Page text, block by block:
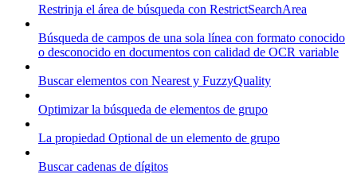
Restrinja el área de búsqueda con RestrictSearchArea
Búsqueda de campos de una sola línea con formato conocido
o desconocido en documentos con calidad de OCR variable
Buscar elementos con Nearest y FuzzyQuality
Optimizar la búsqueda de elementos de grupo
La propiedad Optional de un elemento de grupo
Buscar cadenas de dígitos